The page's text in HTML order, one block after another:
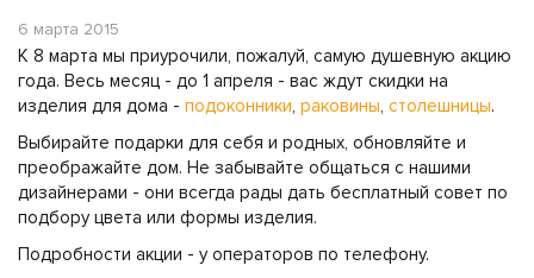
6 марта 2015
К 8 марта мы приурочили, пожалуй, самую душевную акцию
года. Весь месяц - до 1 апреля - вас ждут скидки на
изделия для дома - подоконники, раковины, столешницы.
Выбирайте подарки для себя и родных, обновляйте и
преображайте дом. Не забывайте общаться с нашими
дизайнерами - они всегда рады дать бесплатный совет по
подбору цвета или формы изделия.
Подробности акции - у операторов по телефону.